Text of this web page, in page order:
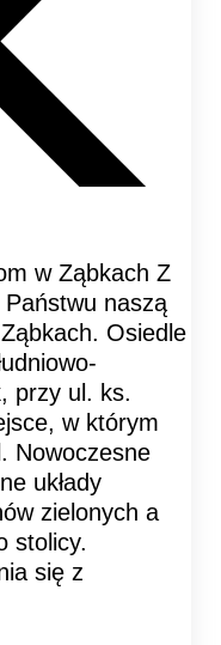
w Ząbkach Z
naszą
Osiedle
przy ul. ks.
w którym
Nowoczesne
układy
zielonych a
stolicy.
się z